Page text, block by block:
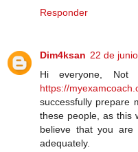
Responder
Dim4ksan 22 de
Hi everyone,
https://
successfully prepare
these people, as this
believe that you are
adequately.